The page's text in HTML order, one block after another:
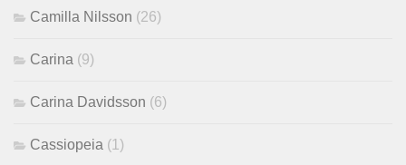
Camilla Nilsson (26)
Carina (9)
Carina Davidsson (6)
Cassiopeia (1)